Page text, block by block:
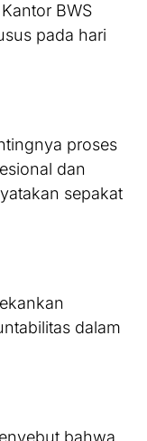
BWS
pada hari
proses
dan
sepakat
dalam
bahwa